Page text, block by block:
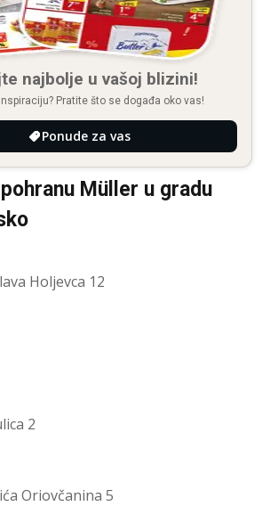
najbolje u vašoj blizini!
Pratite što se događa oko vas!
Ponude za vas
Müller u gradu
Holjevca 12
2
Oriovčanina 5